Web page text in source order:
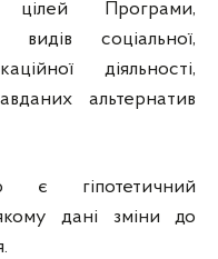
цілей Програми,
соціальної,
діяльності,
альтернатив
є гіпотетичний
дані зміни до